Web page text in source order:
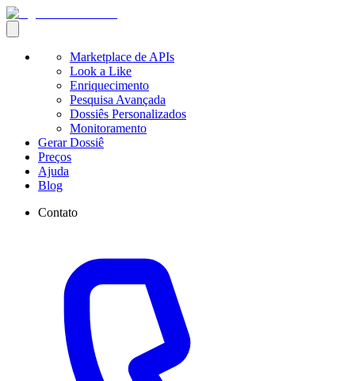
Marketplace de APIs
Look a Like
Enriquecimento
Pesquisa Avançada
Dossiês Personalizados
Monitoramento
Gerar Dossiê
Preços
Ajuda
Blog
Contato